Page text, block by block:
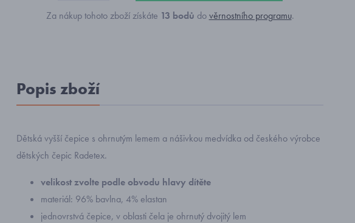
Za nákup tohoto zboží získáte 13 bodů dověrnostního programu.
Popis zboží
Dětská vyšší čepice s ohrnutým lemem a nášivkou medvídka od českého výrobce
dětských čepic Radetex.
velikost zvolte podle obvodu hlavy dítěte
materiál: 96% bavlna, 4% elastan
jednovrstvá čepice, v oblasti čela je ohrnutý dvojitý lem